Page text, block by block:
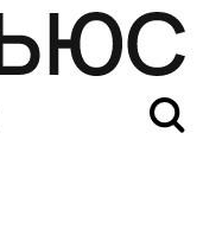
и ненавидят